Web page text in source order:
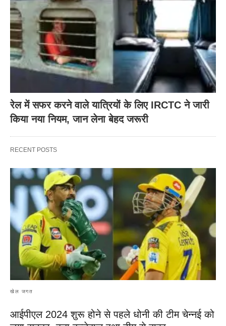
रेल में सफर करने वाले यात्रियों के लिए IRCTC ने जारी
किया नया नियम, जान लेना बेहद जरूरी
RECENT POSTS
खेल जगत
आईपीएल 2024 शुरू होने से पहले धोनी की टीम चेन्नई को